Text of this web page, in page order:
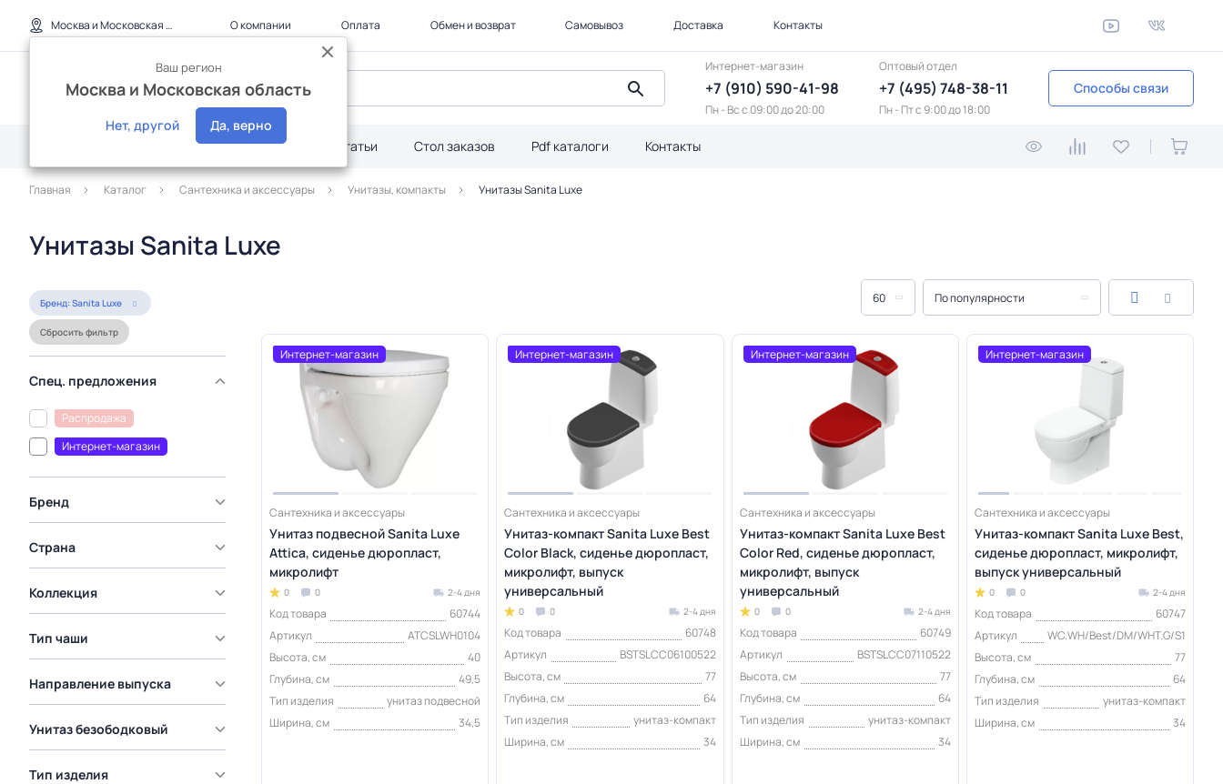
Москва и Московская область
Ваш регион
Москва и Московская область
Нет, другой Да, верно
О компании Оплата Обмен и возврат Самовывоз Доставка Контакты
Интернет-магазин
+7 (910) 590-41-98
Пн - Вс с 09:00 до 20:00
Оптовый отдел
+7 (495) 748-38-11
Пн - Пт c 9:00 до 18:00
Способы связи
Дилерам Акции Статьи Стол заказов Pdf каталоги Контакты
Главная Каталог Сантехника и аксессуары Унитазы, компакты Унитазы Sanita Luxe
Унитазы Sanita Luxe
Бренд: Sanita Luxe
Сбросить фильтр
Спец. предложения
Распродажа
Интернет-магазин
Бренд
Страна
Коллекция
Тип чаши
Направление выпуска
Унитаз безободковый
Тип изделия
60 По популярности
Интернет-магазин
Сантехника и аксессуары
Унитаз подвесной Sanita Luxe
Attica, сиденье дюропласт,
микролифт
0 0 2-4 дня
Код товара
60744
Артикул
ATCSLWH0104
Высота, см
40
Глубина, см
49,5
Тип изделия
унитаз подвесной
Ширина, см
34,5
Интернет-магазин
Сантехника и аксессуары
Унитаз-компакт Sanita Luxe Best
Color Black, сиденье дюропласт,
микролифт, выпуск
универсальный
0 0 2-4 дня
Код товара
60748
Артикул
BSTSLCC06100522
Высота, см
77
Глубина, см
64
Тип изделия
унитаз-компакт
Ширина, см
34
Интернет-магазин
Сантехника и аксессуары
Унитаз-компакт Sanita Luxe Best
Color Red, сиденье дюропласт,
микролифт, выпуск
универсальный
0 0 2-4 дня
Код товара
60749
Артикул
BSTSLCC07110522
Высота, см
77
Глубина, см
64
Тип изделия
унитаз-компакт
Ширина, см
34
Интернет-магазин
Сантехника и аксессуары
Унитаз-компакт Sanita Luxe Best,
сиденье дюропласт, микролифт,
выпуск универсальный
0 0 2-4 дня
Код товара
60747
Артикул
WC.WH/Best/DM/WHT.G/S1
Высота, см
77
Глубина, см
64
Тип изделия
унитаз-компакт
Ширина, см
34